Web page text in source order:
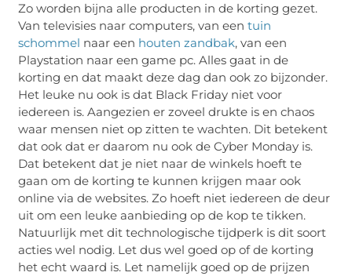
Zo worden bijna alle producten in de korting gezet.
Van televisies naar computers, van eentuin
schommel naar een houten zandbak, van een
Playstation naar een game pc. Alles gaat in de
korting en dat maakt deze dag dan ook zo bijzonder.
Het leuke nu ook is dat Black Friday niet voor
iedereen is. Aangezien er zoveel drukte is en chaos
waar mensen niet op zitten te wachten. Dit betekent
dat ook dat er daarom nu ook de Cyber Monday is.
Dat betekent dat je niet naar de winkels hoeft te
gaan om de korting te kunnen krijgen maar ook
online via de websites. Zo hoeft niet iedereen de deur
uit om een leuke aanbieding op de kop te tikken.
Natuurlijk met dit technologische tijdperk is dit soort
acties wel nodig. Let dus wel goed op of de korting
het echt waard is. Let namelijk goed op de prijzen